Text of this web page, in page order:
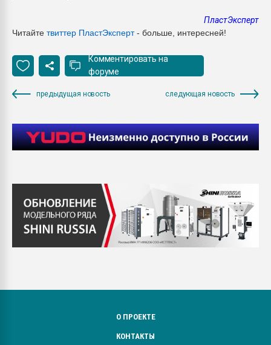
ПластЭксперт
Читайте твиттер ПластЭксперт- больше, интересней!
Комментировать на
форуме
предыдущая новость следующая новость
О ПРОЕКТЕ
КОНТАКТЫ